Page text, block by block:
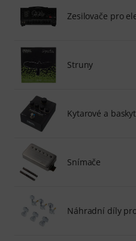
Zesilovače pro
Struny
Kytarové a
Snímače
Náhradní díly